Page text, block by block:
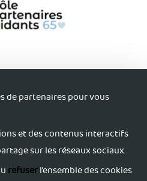
de partenaires pour vous
et des contenus interactifs
sur les réseaux sociaux.
refuserl’ensemble des cookies